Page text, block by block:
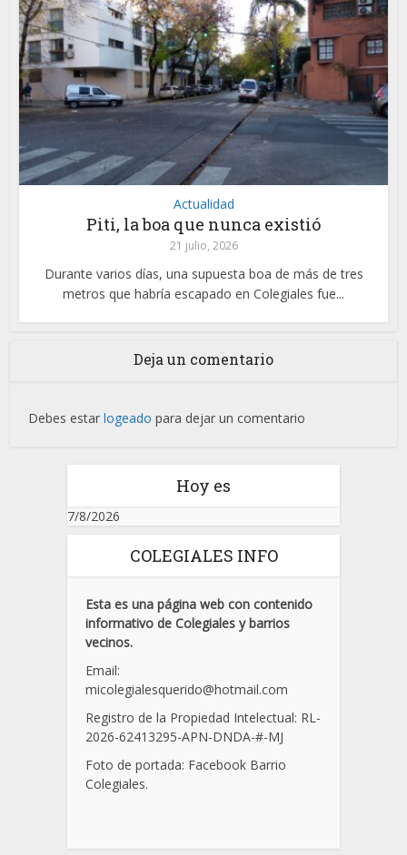
Actualidad
Piti, la boa que nunca existió
21 julio, 2026
Durante varios días, una supuesta boa de más de tres
metros que habría escapado en Colegiales fue...
Deja un comentario
Debes estarlogeado para dejar un comentario
Hoy es
7/8/2026
COLEGIALES INFO
Esta es una página web con contenido
informativo de Colegiales y barrios
vecinos.
Email:
micolegialesquerido@hotmail.com
Registro de la Propiedad Intelectual: RL-
2026-62413295-APN-DNDA-#-MJ
Foto de portada: Facebook Barrio
Colegiales.